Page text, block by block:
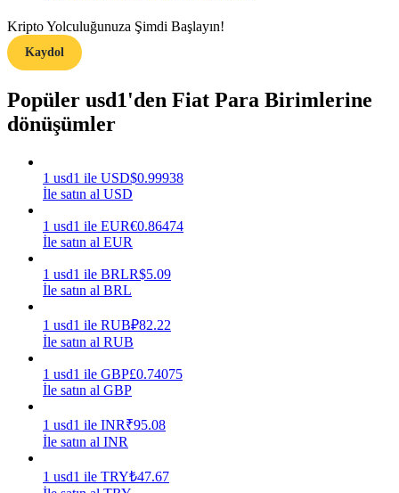
Kazan
Günlük rekabetçi ödüller kazanın
Kripto Yolculuğunuza Şimdi Başlayın!
Kaydol
Popüler usd1'den Fiat Para Birimlerine
dönüşümler
1 usd1 ile USD$0.99938
İle satın al USD
1 usd1 ile EUR€0.86474
İle satın al EUR
1 usd1 ile BRLR$5.09
İle satın al BRL
1 usd1 ile RUB₽82.22
İle satın al RUB
1 usd1 ile GBP£0.74075
İle satın al GBP
1 usd1 ile INR₹95.08
İle satın al INR
1 usd1 ile TRY₺47.67